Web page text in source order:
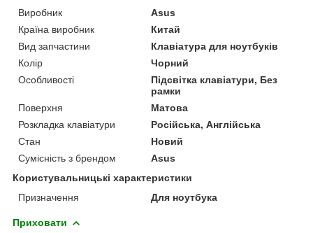
Виробник
Asus
Країна виробник
Китай
Вид запчастини
Клавіатура для ноутбуків
Колір
Чорний
Особливості
Підсвітка клавіатури, Без
рамки
Поверхня
Матова
Розкладка клавіатури
Російська, Англійська
Стан
Новий
Сумісність з брендом
Asus
Користувальницькі характеристики
Призначення
Для ноутбука
Приховати